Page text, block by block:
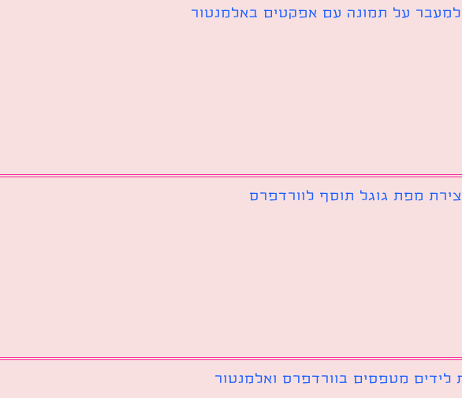
למעבר על תמונה עם אפקטים באלמנטור
מפת גוגל תוסף לוורדפרס
לידים מטפסים בוורדפרס ואלמנטור